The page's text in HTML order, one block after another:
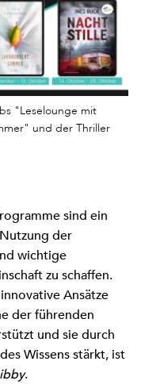
"Leselounge mit
und der Thriller
sind ein
der
wichtige
zu schaffen.
Ansätze
der führenden
und sie durch
Wissens stärkt, ist
.